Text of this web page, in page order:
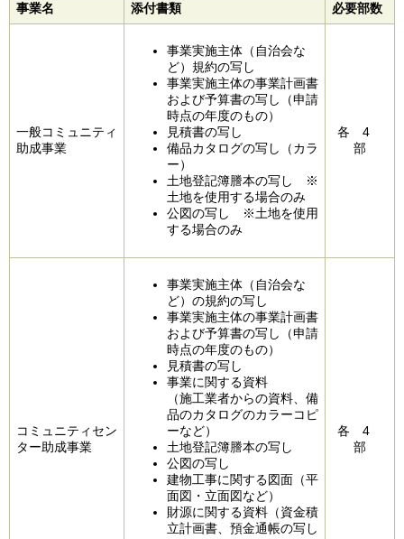
事業名
添付書類 必要部数
一般コミュニティ
助成事業
事業実施主体（自治会な
ど）規約の写し
事業実施主体の事業計画書
および予算書の写し（申請
時点の年度のもの）
見積書の写し
備品カタログの写し（カラ
ー）
土地登記簿謄本の写し ※
土地を使用する場合のみ
公図の写し ※土地を使用
する場合のみ
各 4
部
コミュニティセン
ター助成事業
事業実施主体（自治会な
ど）の規約の写し
事業実施主体の事業計画書
および予算書の写し（申請
時点の年度のもの）
見積書の写し
事業に関する資料
（施工業者からの資料、備
品のカタログのカラーコピ
ーなど）
土地登記簿謄本の写し
公図の写し
建物工事に関する図面（平
面図・立面図など）
財源に関する資料（資金積
立計画書、預金通帳の写し
各 4
部